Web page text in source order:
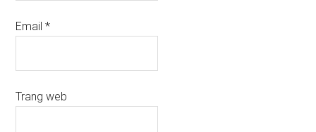
Email*
Trang web